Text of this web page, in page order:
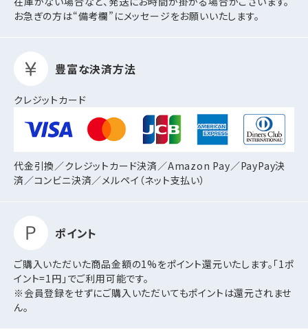
お急ぎの方は“備考欄”にメッセージをお願いいたします。
豊富な決済方法
クレジットカード
代金引換／クレジットカード決済／Amazon Pay／PayPay決
済／コンビニ決済／メルペイ（ネット支払い）
ポイント
ご購入いただいた商品金額の1%をポイント還元いたします。「1ポ
イント=1円」でご利用可能です。
※会員登録をせずにご購入いただいてもポイントは還元されませ
ん。